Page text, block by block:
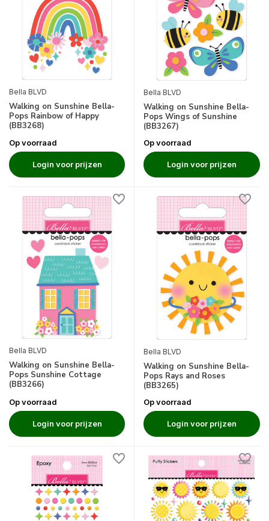
Bella BLVD
Walking on Sunshine Bella-
Pops Rainbow of Happy
(BB3268)
Op voorraad
Login voor prijzen
Bella BLVD
Walking on Sunshine Bella-
Pops Wings of Sunshine
(BB3267)
Op voorraad
Login voor prijzen
Bella BLVD
Walking on Sunshine Bella-
Pops Sunshine Cottage
(BB3266)
Op voorraad
Login voor prijzen
Bella BLVD
Walking on Sunshine Bella-
Pops Rays and Roses
(BB3265)
Op voorraad
Login voor prijzen